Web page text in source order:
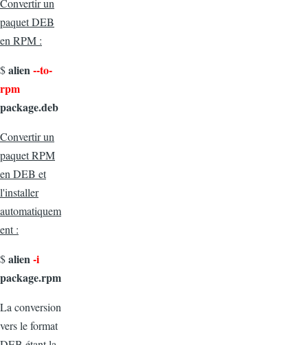
Convertir un
paquet DEB
en RPM :
$alien--to-
rpm
package.deb
Convertir un
paquet RPM
en DEB et
l'installer
automatiquem
ent :
$alien-i
package.rpm
La conversion
vers le format